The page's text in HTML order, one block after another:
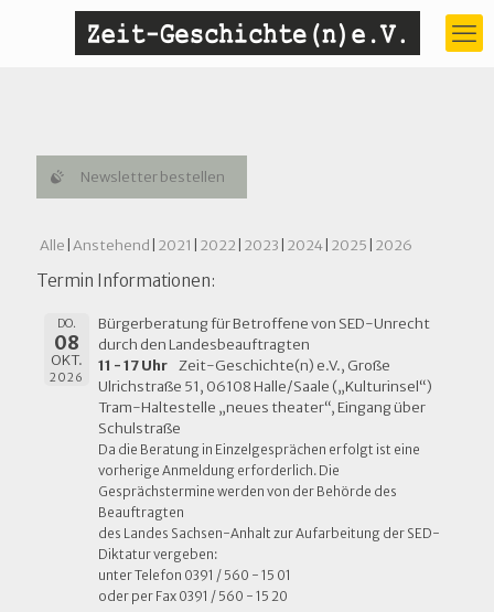
Newsletter bestellen
Alle Anstehend 2021 2022 2023 2024 2025 2026
Termin Informationen:
DO.
08
OKT.
2026
Bürgerberatung für Betroffene von SED-Unrecht
durch den Landesbeauftragten
11 - 17 Uhr
Zeit-Geschichte(n) e.V., Große
Ulrichstraße 51, 06108 Halle/Saale („Kulturinsel“)
Tram-Haltestelle „neues theater“, Eingang über
Schulstraße
Da die Beratung in Einzelgesprächen erfolgt ist eine
vorherige Anmeldung erforderlich. Die
Gesprächstermine werden von der Behörde des
Beauftragten
des Landes Sachsen-Anhalt zur Aufarbeitung der SED-
Diktatur vergeben:
unter Telefon 0391 / 560 - 15 01
oder per Fax 0391 / 560 - 15 20